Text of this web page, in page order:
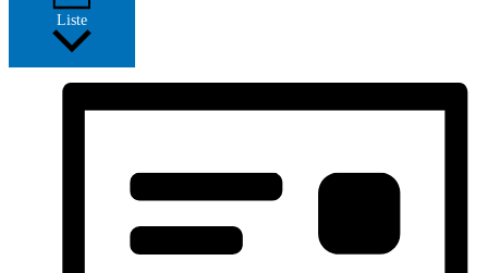
Liste